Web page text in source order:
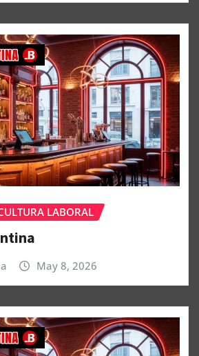
LABORAL
May 8, 2026